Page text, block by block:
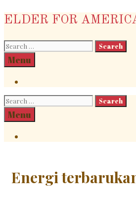
Skip
content
ELDER FOR
Search
for:
Search
Menu
Search
for:
Search
Menu
Energi